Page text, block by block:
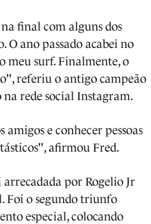
final com alguns dos
O ano passado acabei no
meu surf. Finalmente, o
referiu o antigo campeão
rede social Instagram.
e conhecer pessoas
afirmou Fred.
por Rogelio Jr
Foi o segundo triunfo
especial, colocando